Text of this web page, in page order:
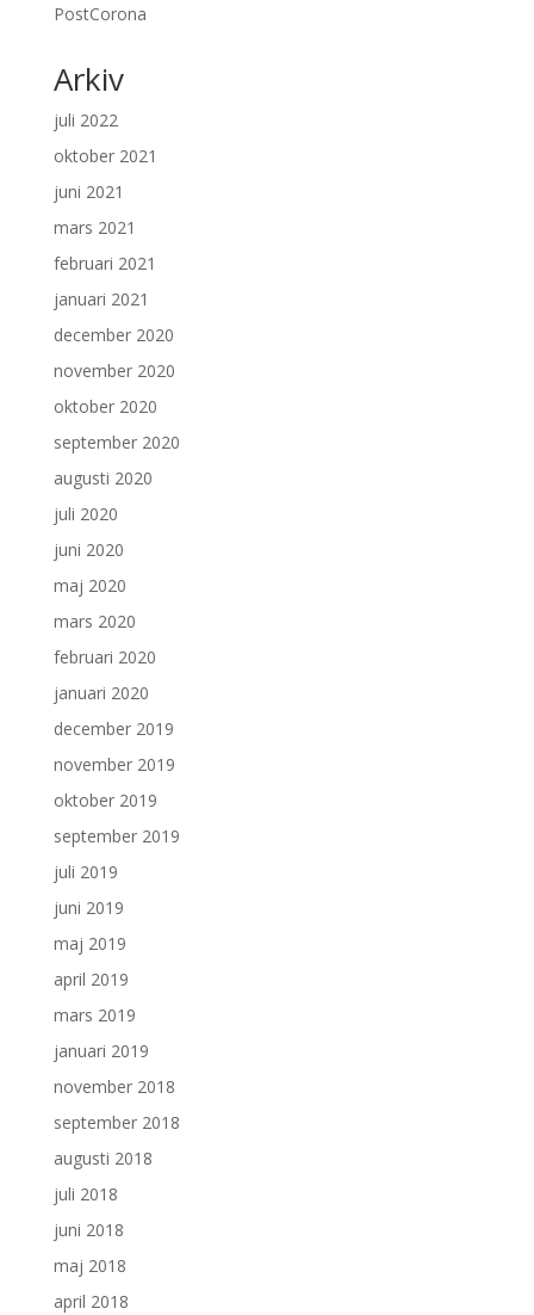
PostCorona
Arkiv
juli 2022
oktober 2021
juni 2021
mars 2021
februari 2021
januari 2021
december 2020
november 2020
oktober 2020
september 2020
augusti 2020
juli 2020
juni 2020
maj 2020
mars 2020
februari 2020
januari 2020
december 2019
november 2019
oktober 2019
september 2019
juli 2019
juni 2019
maj 2019
april 2019
mars 2019
januari 2019
november 2018
september 2018
augusti 2018
juli 2018
juni 2018
maj 2018
april 2018